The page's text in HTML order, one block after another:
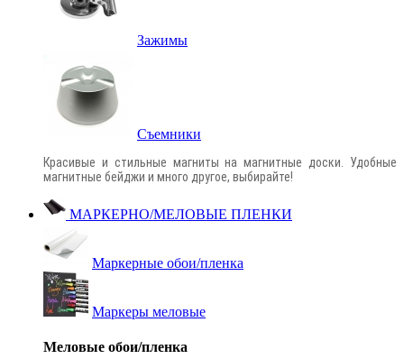
Зажимы
Съемники
Красивые и стильные магниты на магнитные доски. Удобные
магнитные бейджи и много другое, выбирайте!
МАРКЕРНО/МЕЛОВЫЕ ПЛЕНКИ
Маркерные обои/пленка
Маркеры меловые
Меловые обои/пленка